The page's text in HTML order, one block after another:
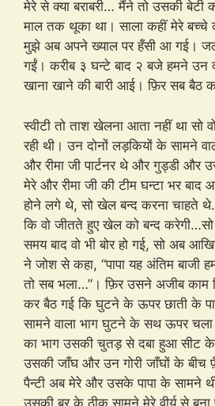
मेरे से क्या बराबरी… मैंने तो उसकी बेटी
माल तक थूका था। साला कहीं मेरे बच्चे
मुझे अब अपने ख्याल पर हँसी आ गई।
गईं। करीब ३ घन्टे बाद २ बजे हमने उन
खाना खाने की बारी आई। फ़िर सब
स्वीटी तो ताश खेलना आता नहीं था सो
रही थी। उन दोनों लड़कियों के सामने
और रीमा जी पार्टनर थे और गुड्डी और
मेरे और रीमा जी की टीम घन्टा भर बाद
होने लगे थे, सो खेल बन्द करना चाहते
कि वो जीतते हुए खेल को बन्द
समय बाद वो भी बोर हो गई, सो अब
ने जोश से कहा, “पापा यह अंतिम बाजी
तो सब भला…”। फ़िर उसने अजीब काम
कर बैठ गई कि घुटने के ऊपर छाती के
सामने वाला भाग घुटने के सथ ऊपर चला
का भाग उसकी चुतड़ से दबा हुआ सीट के
उसकी जाँघ और उन गोरी जाँघों के बीच
पैन्टी अब मेरे और उसके पापा के सामने
उसकी बूर के ठीक सामने मेरे वीर्य से बना